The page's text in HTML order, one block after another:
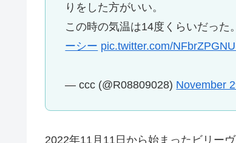
りをした方がいい。
この時の気温は14度くらいだった
ーシー pic.twitter.com/
— ccc (@R08809028) November
2022年11月11日から始まったビリーヴ